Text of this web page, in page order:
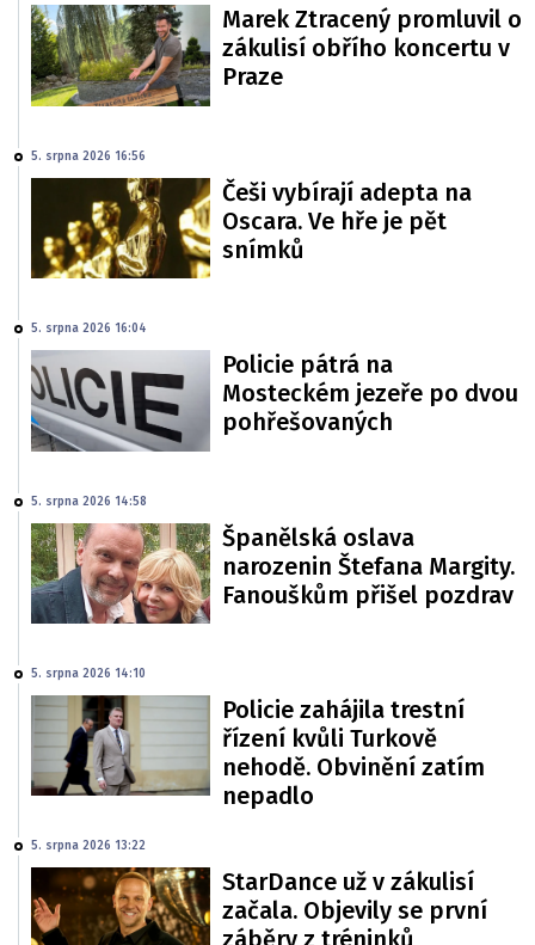
Marek Ztracený promluvil o
zákulisí obřího koncertu v
Praze
5. srpna 2026 16:56
Češi vybírají adepta na
Oscara. Ve hře je pět
snímků
5. srpna 2026 16:04
Policie pátrá na
Mosteckém jezeře po dvou
pohřešovaných
5. srpna 2026 14:58
Španělská oslava
narozenin Štefana Margity.
Fanouškům přišel pozdrav
5. srpna 2026 14:10
Policie zahájila trestní
řízení kvůli Turkově
nehodě. Obvinění zatím
nepadlo
5. srpna 2026 13:22
StarDance už v zákulisí
začala. Objevily se první